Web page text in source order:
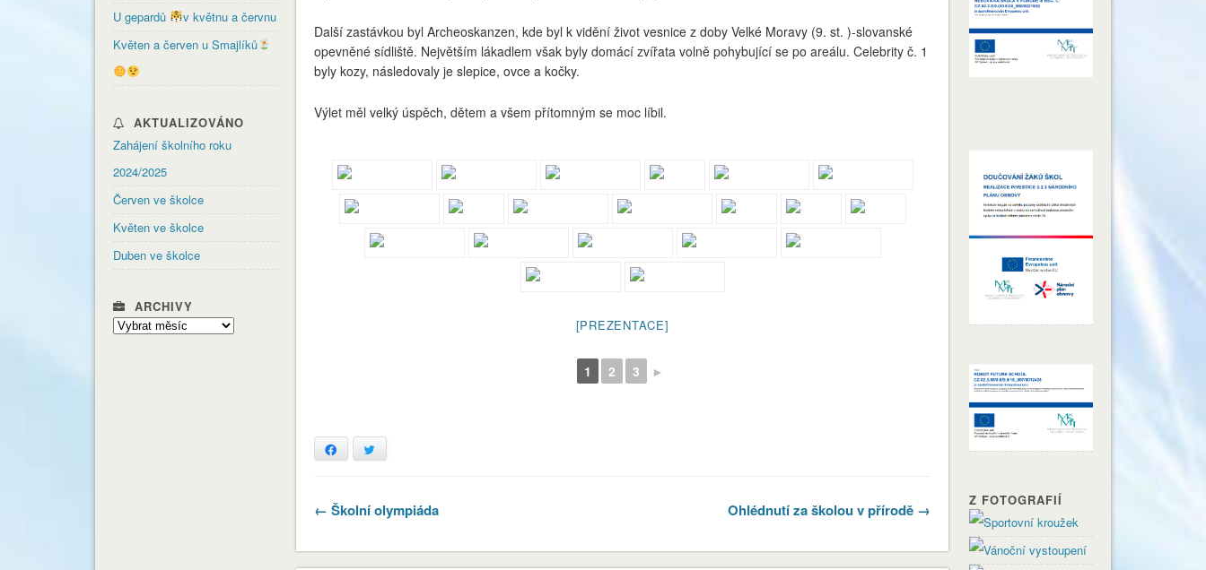
Další zastávkou byl Archeoskanzen, kde byl k vidění život vesnice z doby Velké Moravy (9. st. )-slovanské
opevněné sídliště. Největším lákadlem však byly domácí zvířata volně pohybující se po areálu. Celebrity č. 1
byly kozy, následovaly je slepice, ovce a kočky.
Výlet měl velký úspěch, dětem a všem přítomným se moc líbil.
[PREZENTACE]
1 2 3 ►
Facebook
← Školní olympiáda Ohlédnutí za školou v přírodě →
U gepardů
v květnu a červnu
Květen a červen u Smajlíků
AKTUALIZOVÁNO
Zahájení školního roku
2024/2025
Červen ve školce
Květen ve školce
Duben ve školce
ARCHIVY
Archivy
Z FOTOGRAFIÍ